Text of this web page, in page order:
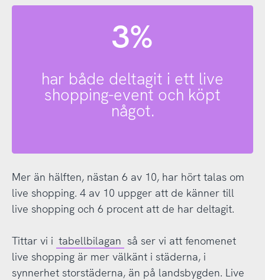
3%
har både deltagit i ett live
shopping-event och köpt
något.
Mer än hälften, nästan 6 av 10, har hört talas om
live shopping. 4 av 10 uppger att de känner till
live shopping och 6 procent att de har deltagit.
Tittar vi i tabellbilagan så ser vi att fenomenet
live shopping är mer välkänt i städerna, i
synnerhet storstäderna, än på landsbygden. Live